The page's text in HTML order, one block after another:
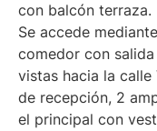
con balcón terraza.
Se accede
comedor con
vistas hacia la
de recepción, 2
el principal con